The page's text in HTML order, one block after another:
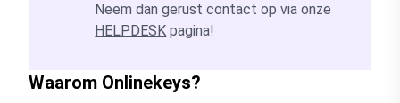
Neem dan gerust contact op via onze
HELPDESK pagina!
Waarom Onlinekeys?